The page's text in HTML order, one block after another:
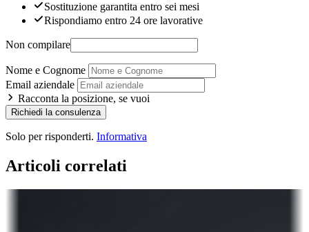
Sostituzione garantita entro sei mesi
Rispondiamo entro 24 ore lavorative
Non compilare
Nome e Cognome
Email aziendale
Racconta la posizione, se vuoi
Richiedi la consulenza
Solo per risponderti. Informativa
Articoli correlati